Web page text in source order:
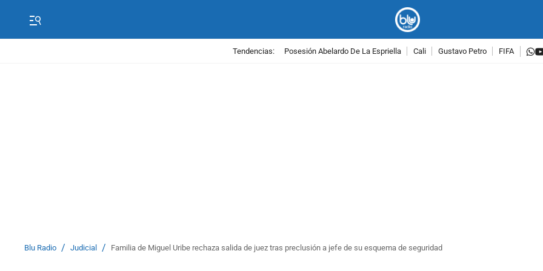
Tendencias: Posesión Abelardo De La Espriella Cali Gustavo Petro FIFA
Blu Radio / Judicial / Familia de Miguel Uribe rechaza salida de juez tras preclusión a jefe de su esquema de seguridad